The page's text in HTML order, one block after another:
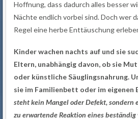
Hoffnung, dass dadurch alles besser
Nächte endlich vorbei sind. Doch wer
Regel eine herbe Enttäuschung
Kinder wachen nachts auf und sie
Eltern, unabhängig davon, ob sie
oder künstliche Säuglingsnahrung.
sie im Familienbett oder im eigenen
steht kein Mangel oder Defekt, sondern
zu erwartende Reaktion eines beständig